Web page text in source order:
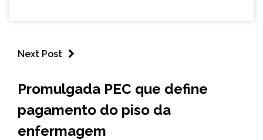
Next Post
NOTÍCIAS
Promulgada PEC que define
pagamento do piso da
enfermagem